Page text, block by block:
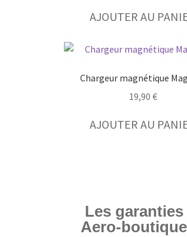
AJOUTER AU
Chargeur magnétique
19,90 €
AJOUTER AU
Les garanties
Aero-boutique